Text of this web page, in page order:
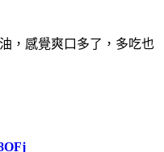
，感覺爽口多了，多吃也